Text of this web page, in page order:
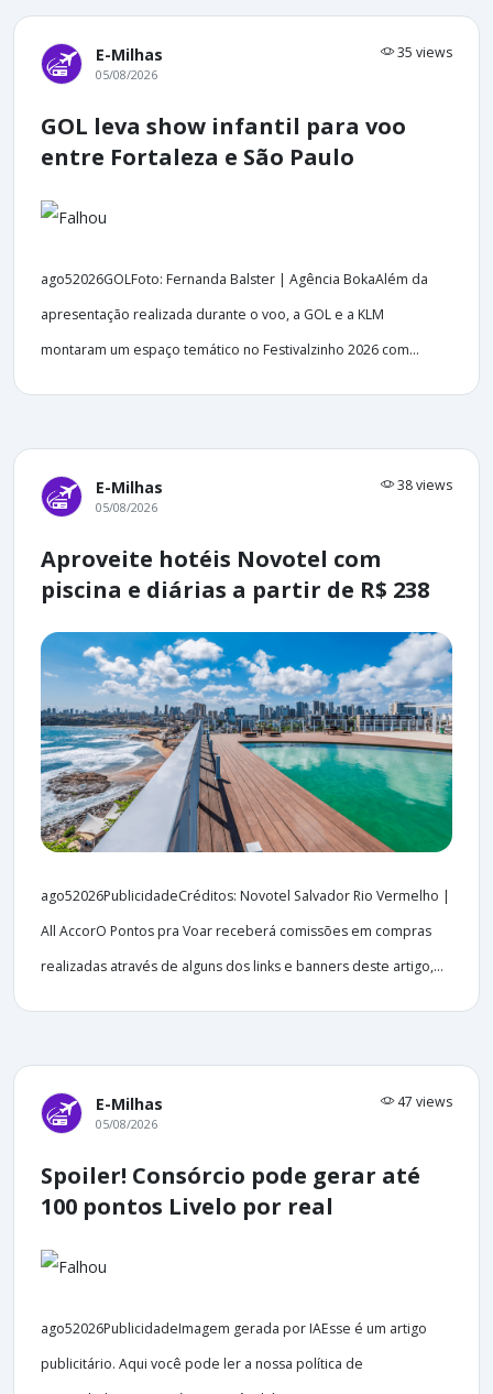
E-Milhas 35 views
05/08/2026
GOL leva show infantil para voo
entre Fortaleza e São Paulo
ago52026GOLFoto: Fernanda Balster | Agência BokaAlém da
apresentação realizada durante o voo, a GOL e a KLM
montaram um espaço temático no Festivalzinho 2026 com...
E-Milhas 38 views
05/08/2026
Aproveite hotéis Novotel com
piscina e diárias a partir de R$ 238
ago52026PublicidadeCréditos: Novotel Salvador Rio Vermelho |
All AccorO Pontos pra Voar receberá comissões em compras
realizadas através de alguns dos links e banners deste artigo,...
E-Milhas 47 views
05/08/2026
Spoiler! Consórcio pode gerar até
100 pontos Livelo por real
ago52026PublicidadeImagem gerada por IAEsse é um artigo
publicitário. Aqui você pode ler a nossa política de